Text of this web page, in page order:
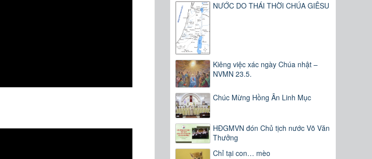
NƯỚC DO THÁI THỜI CHÚA GIÊSU
Kiêng việc xác ngày Chúa nhật –
NVMN 23.5.
Chúc Mừng Hồng Ân Linh Mục
HĐGMVN đón Chủ tịch nước Võ Văn
Thưởng
Chỉ tại con… mèo